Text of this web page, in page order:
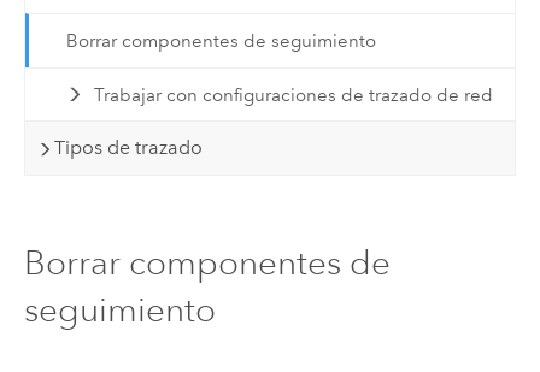
Borrar componentes de seguimiento
Trabajar con configuraciones de trazado de red
Tipos de trazado
Borrar componentes de
seguimiento